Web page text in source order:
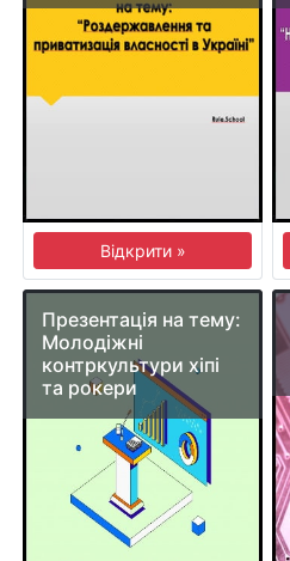
Відкрити »
Презентація на тему:
Молодіжні
контркультури хіпі
та рокери